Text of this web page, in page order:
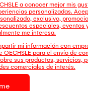
a conocer mejor mis
personalizadas.
exclusivo,
especiales, eventos
me interesa.
mi información con
OECHSLE para el envío de
sus productos, servicios,
comerciales de interés.